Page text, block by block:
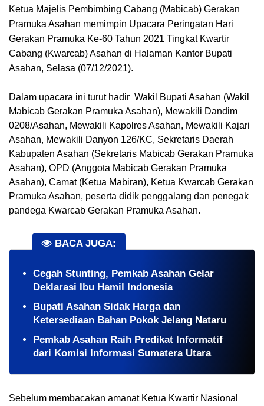
Ketua Majelis Pembimbing Cabang (Mabicab) Gerakan
Pramuka Asahan memimpin Upacara Peringatan Hari
Gerakan Pramuka Ke-60 Tahun 2021 Tingkat Kwartir
Cabang (Kwarcab) Asahan di Halaman Kantor Bupati
Asahan, Selasa (07/12/2021).
Dalam upacara ini turut hadir  Wakil Bupati Asahan (Wakil
Mabicab Gerakan Pramuka Asahan), Mewakili Dandim
0208/Asahan, Mewakili Kapolres Asahan, Mewakili Kajari
Asahan, Mewakili Danyon 126/KC, Sekretaris Daerah
Kabupaten Asahan (Sekretaris Mabicab Gerakan Pramuka
Asahan), OPD (Anggota Mabicab Gerakan Pramuka
Asahan), Camat (Ketua Mabiran), Ketua Kwarcab Gerakan
Pramuka Asahan, peserta didik penggalang dan penegak
pandega Kwarcab Gerakan Pramuka Asahan.
BACA JUGA:
Cegah Stunting, Pemkab Asahan Gelar
Deklarasi Ibu Hamil Indonesia
Bupati Asahan Sidak Harga dan
Ketersediaan Bahan Pokok Jelang Nataru
Pemkab Asahan Raih Predikat Informatif
dari Komisi Informasi Sumatera Utara
Sebelum membacakan amanat Ketua Kwartir Nasional